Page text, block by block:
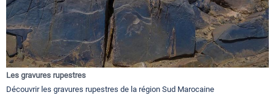
Les gravures rupestres
Découvrir les gravures rupestres de la région Sud Marocaine